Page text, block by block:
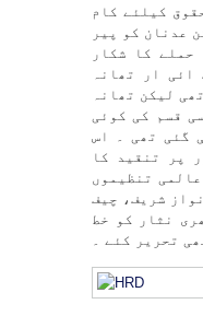
کیلئے کام
عدنان کو پیر
حملے کا شکار
ار تھانہ
لیکن تھانہ
قسم کی کوئی
گئی تھی ۔ اس
پر تنقید کا
تنظیموں
شریف، چیف
نثار کو خط
تحریر کئے ۔